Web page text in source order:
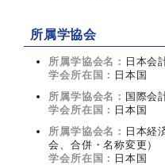
所属学協会
所属学協会名： 日本会
学会所在国： 日本国
所属学協会名： 国際会
学会所在国： 日本国
所属学協会名： 日本経
会、合併・名称変更）
学会所在国： 日本国